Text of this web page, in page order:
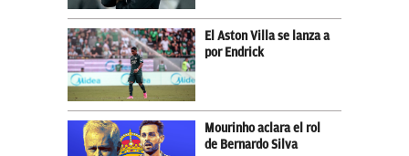
El Aston Villa se lanza a
por Endrick
Mourinho aclara el rol
de Bernardo Silva